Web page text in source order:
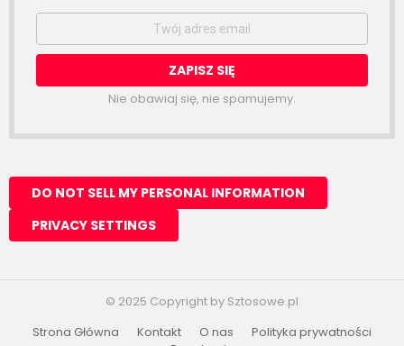
Email
Nie obawiaj się, nie spamujemy.
© 2025 Copyright by Sztosowe.pl
Strona Główna
Kontakt O nas
Polityka prywatności